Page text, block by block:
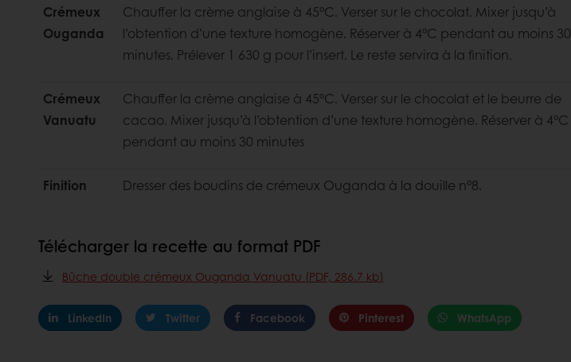
Crémeux
Ouganda
Chauffer la crème anglaise à 45°C. Verser sur le chocolat. Mixer jusqu’à
l’obtention d’une texture homogène. Réserver à 4°C pendant au moins 30
minutes. Prélever 1 630 g pour l’insert. Le reste servira à la finition.
Crémeux
Vanuatu
Chauffer la crème anglaise à 45°C. Verser sur le chocolat et le beurre de
cacao. Mixer jusqu’à l’obtention d’une texture homogène. Réserver à 4°C
pendant au moins 30 minutes
Finition Dresser des boudins de crémeux Ouganda à la douille n°8.
Télécharger la recette au format PDF
Bûche double crémeux Ouganda Vanuatu (PDF, 286.7 kb)
LinkedIn Twitter Facebook Pinterest WhatsApp